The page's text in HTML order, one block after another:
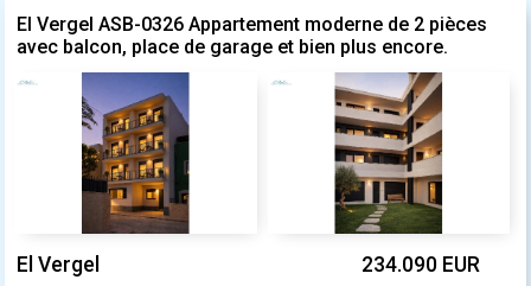
El Vergel ASB-0326 Appartement moderne de 2 pièces
avec balcon, place de garage et bien plus encore.
El Vergel 234.090 EUR